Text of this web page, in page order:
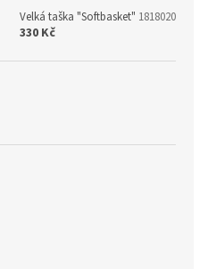
Velká taška "Softbasket" 1818020
330 Kč